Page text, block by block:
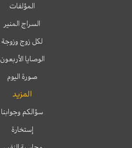
المؤلفات
السراج المنير
لكل زوج وزوجة
الوصايا الأربعون
صورة اليوم
المزيد
سؤالكم وجوابنا
إستخارة